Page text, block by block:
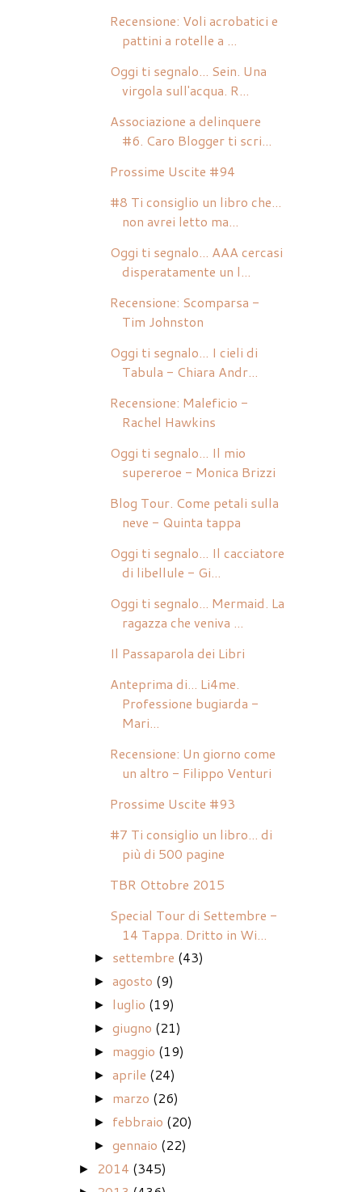
Recensione: Voli acrobatici e
pattini a rotelle a ...
Oggi ti segnalo... Sein. Una
virgola sull'acqua. R...
Associazione a delinquere
#6. Caro Blogger ti scri...
Prossime Uscite #94
#8 Ti consiglio un libro che...
non avrei letto ma...
Oggi ti segnalo... AAA cercasi
disperatamente un l...
Recensione: Scomparsa -
Tim Johnston
Oggi ti segnalo... I cieli di
Tabula - Chiara Andr...
Recensione: Maleficio -
Rachel Hawkins
Oggi ti segnalo... Il mio
supereroe - Monica Brizzi
Blog Tour. Come petali sulla
neve - Quinta tappa
Oggi ti segnalo... Il cacciatore
di libellule - Gi...
Oggi ti segnalo... Mermaid. La
ragazza che veniva ...
Il Passaparola dei Libri
Anteprima di... Li4me.
Professione bugiarda -
Mari...
Recensione: Un giorno come
un altro - Filippo Venturi
Prossime Uscite #93
#7 Ti consiglio un libro... di
più di 500 pagine
TBR Ottobre 2015
Special Tour di Settembre -
14 Tappa. Dritto in Wi...
► settembre (43)
►agosto (9)
► luglio (19)
►giugno (21)
► maggio (19)
►aprile (24)
► marzo (26)
► febbraio (20)
►gennaio (22)
► 2014 (345)